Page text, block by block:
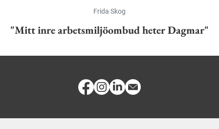
Frida Skog
"Mitt inre arbetsmiljöombud heter Dagmar"